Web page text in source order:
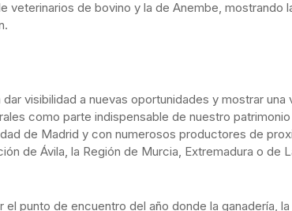
veterinarios de bovino y la de Anembe, mostrando
dar visibilidad a nuevas oportunidades y mostrar una
como parte indispensable de nuestro patrimonio
de Madrid y con numerosos productores de
de Ávila, la Región de Murcia, Extremadura o de
punto de encuentro del año donde la ganadería, la